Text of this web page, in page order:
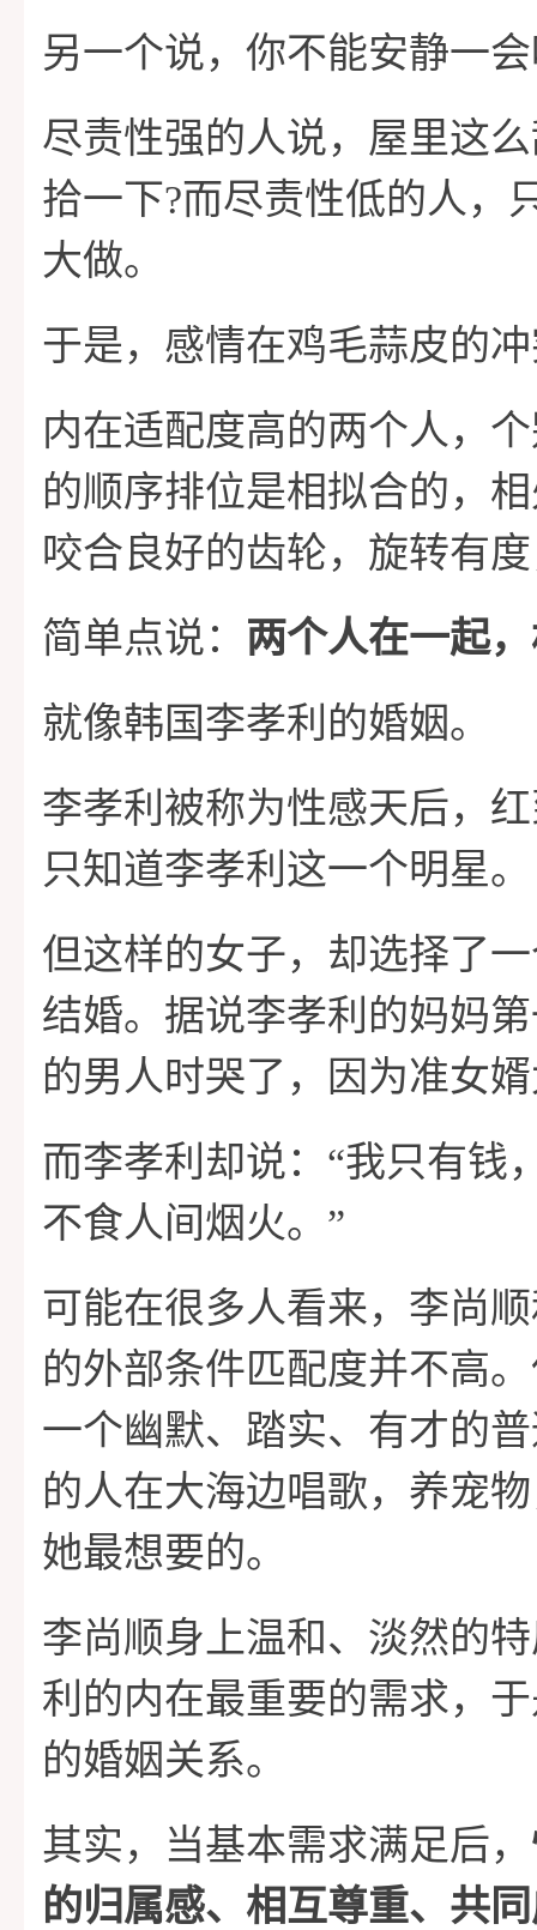
另一个说，你不能安静一会
尽责性强的人说，屋里这
拾一下?而尽责性低的人，
大做。
于是，感情在鸡毛蒜皮的
内在适配度高的两个人，
的顺序排位是相拟合的，
咬合良好的齿轮，旋转有
简单点说： 两个人在一起
就像韩国李孝利的婚姻。
李孝利被称为性感天后，
只知道李孝利这一个明星。
但这样的女子，却选择了
结婚。据说李孝利的妈妈
的男人时哭了，因为准女
而李孝利却说：“我只有钱
不食人间烟火。”
可能在很多人看来，李尚
的外部条件匹配度并不高
一个幽默、踏实、有才的
的人在大海边唱歌，养宠
她最想要的。
李尚顺身上温和、淡然的
利的内在最重要的需求，
的婚姻关系。
其实，当基本需求满足后，
的归属感、相互尊重、共